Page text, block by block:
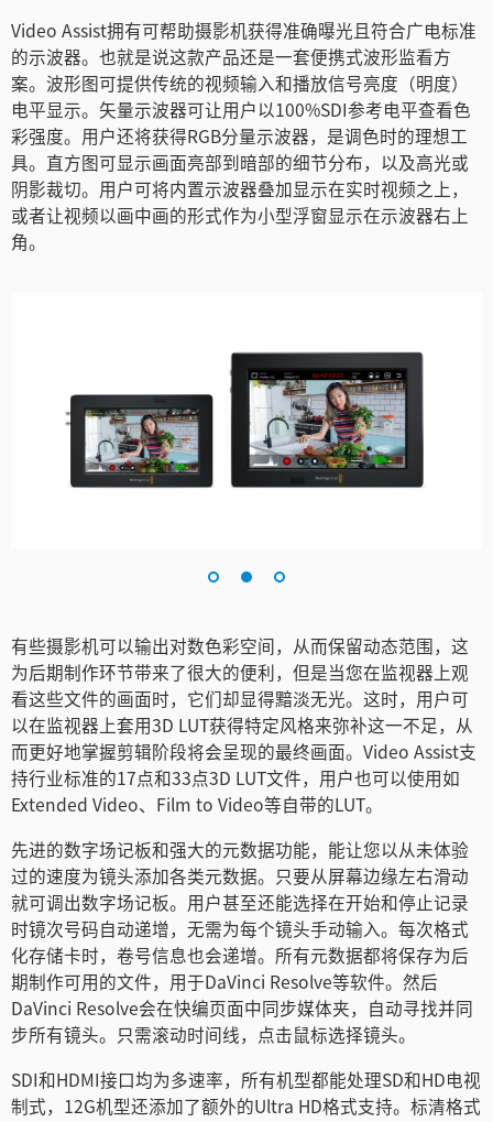
Video Assist拥有可帮助摄影机获得准确曝光且符合广电标准
的示波器。也就是说这款产品还是一套便携式波形监看方
案。波形图可提供传统的视频输入和播放信号亮度（明度）
电平显示。矢量示波器可让用户以100%SDI参考电平查看色
彩强度。用户还将获得RGB分量示波器，是调色时的理想工
具。直方图可显示画面亮部到暗部的细节分布，以及高光或
阴影裁切。用户可将内置示波器叠加显示在实时视频之上，
或者让视频以画中画的形式作为小型浮窗显示在示波器右上
角。
有些摄影机可以输出对数色彩空间，从而保留动态范围，这
为后期制作环节带来了很大的便利，但是当您在监视器上观
看这些文件的画面时，它们却显得黯淡无光。这时，用户可
以在监视器上套用3D LUT获得特定风格来弥补这一不足，从
而更好地掌握剪辑阶段将会呈现的最终画面。Video Assist支
持行业标准的17点和33点3D LUT文件，用户也可以使用如
Extended Video、Film to Video等自带的LUT。
先进的数字场记板和强大的元数据功能，能让您以从未体验
过的速度为镜头添加各类元数据。只要从屏幕边缘左右滑动
就可调出数字场记板。用户甚至还能选择在开始和停止记录
时镜次号码自动递增，无需为每个镜头手动输入。每次格式
化存储卡时，卷号信息也会递增。所有元数据都将保存为后
期制作可用的文件，用于DaVinci Resolve等软件。然后
DaVinci Resolve会在快编页面中同步媒体夹，自动寻找并同
步所有镜头。只需滚动时间线，点击鼠标选择镜头。
SDI和HDMI接口均为多速率，所有机型都能处理SD和HD电视
制式，12G机型还添加了额外的Ultra HD格式支持。标清格式